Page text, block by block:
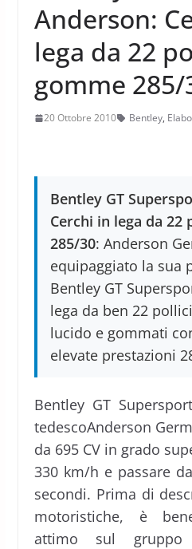
Anderson:
lega da 22
gomme 285/
20 Ottobre 2010 Bentley,
Bentley GT
Cerchi in lega da 22
285/30: Anderson
equipaggiato la sua
Bentley GT
lega da ben 22
lucido e gommati
elevate prestazioni
Bentley GT
tedescoAnderson
da 695 CV in grado
330 km/h e passare
secondi. Prima di
motoristiche, è
attimo sul gruppo